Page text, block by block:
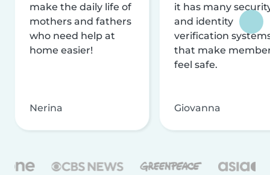
make the daily life of
mothers and fathers
who need help at
home easier!
Nerina
it has many
and identity
verification
that make
feel safe.
Giovanna